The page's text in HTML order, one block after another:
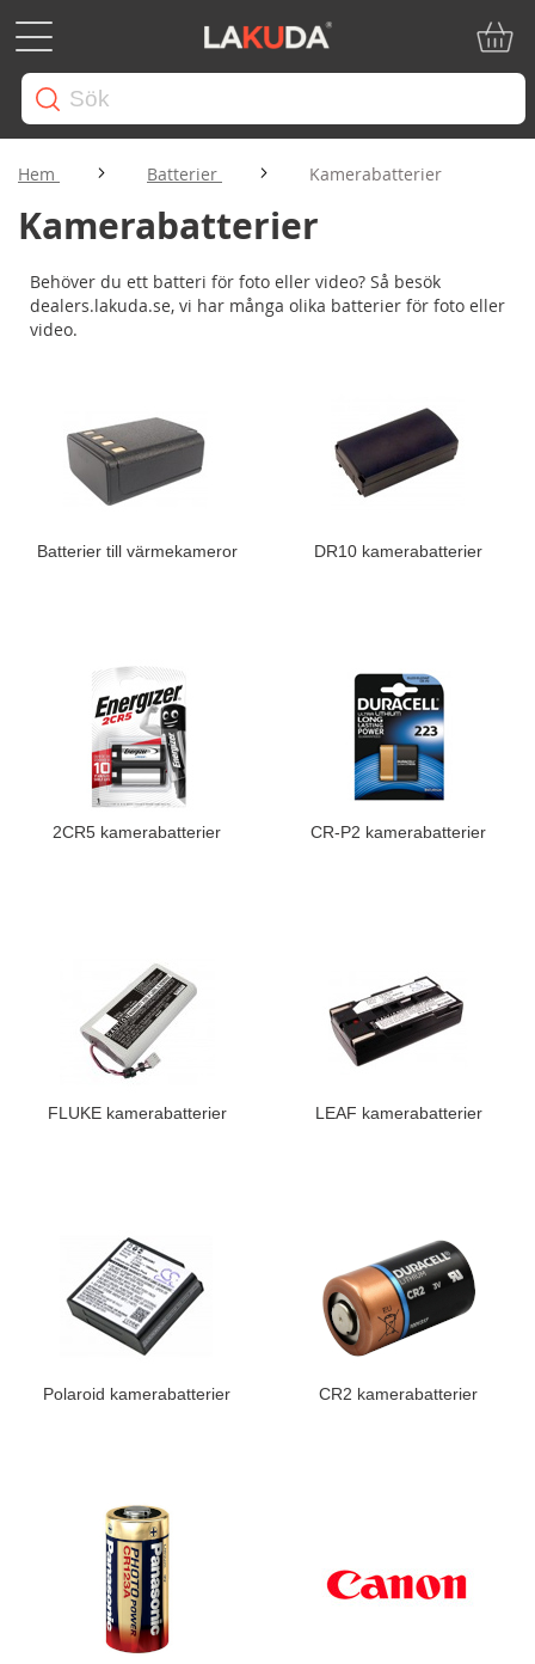
Hem Batterier Kamerabatterier
Kamerabatterier
Behöver du ett batteri för foto eller video? Så besök
dealers.lakuda.se, vi har många olika batterier för foto eller
video.
Batterier till värmekameror DR10 kamerabatterier
2CR5 kamerabatterier CR-P2 kamerabatterier
FLUKE kamerabatterier LEAF kamerabatterier
Polaroid kamerabatterier CR2 kamerabatterier